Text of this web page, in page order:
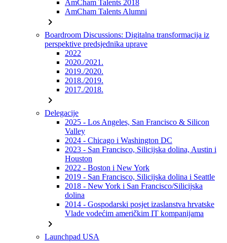
AmCham Talents 2018
AmCham Talents Alumni
chevron_right
Boardroom Discussions: Digitalna transformacija iz
perspektive predsjednika uprave
2022
2020./2021.
2019./2020.
2018./2019.
2017./2018.
chevron_right
Delegacije
2025 - Los Angeles, San Francisco & Silicon
Valley
2024 - Chicago i Washington DC
2023 - San Francisco, Silicijska dolina, Austin i
Houston
2022 - Boston i New York
2019 - San Francisco, Silicijska dolina i Seattle
2018 - New York i San Francisco/Silicijska
dolina
2014 - Gospodarski posjet izaslanstva hrvatske
Vlade vodećim američkim IT kompanijama
chevron_right
Launchpad USA